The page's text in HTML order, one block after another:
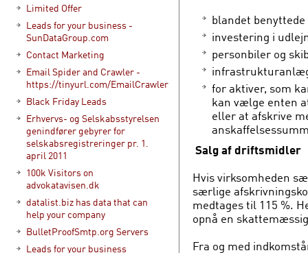
Limited Offer
Leads for your business -
SunDataGroup.com
Contact Marketing
Email Spider and Crawler -
https://tinyurl.com/EmailCrawler
Black Friday Leads
Erhvervs- og Selskabsstyrelsen
genindfører gebyrer for
selskabsregistreringer pr. 1.
april 2011
100k Visitors on
advokatavisen.dk
datalist.biz has data that can
help your company
BulletProofSmtp.org Servers
Leads for your business
blandet
investering i
personbiler og
for aktiver, som
kan vælge enten
eller at afskrive
Salg af driftsmidler
Hvis virksomheden
særlige
medtages til 115 %.
opnå en
Fra og med